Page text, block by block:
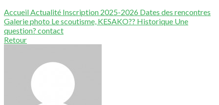
AccueilActualité Inscription 2025-2026 Dates des rencontres
Galerie photo Le scoutisme, KESAKO?? Historique Une
question? contact
Retour